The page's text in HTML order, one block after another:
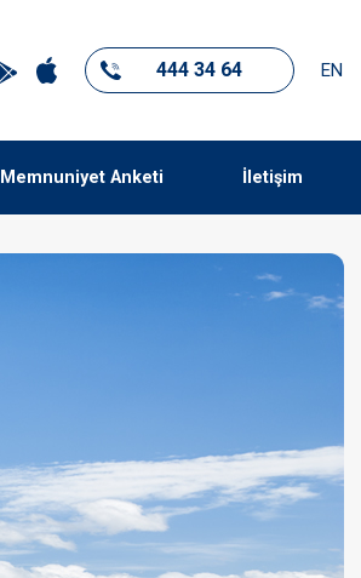
444 34 64 EN
Memnuniyet Anketi İletişim